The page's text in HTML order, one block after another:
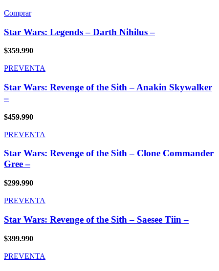
Comprar
Star Wars: Legends – Darth Nihilus –
$359.990
PREVENTA
Star Wars: Revenge of the Sith – Anakin Skywalker
–
$459.990
PREVENTA
Star Wars: Revenge of the Sith – Clone Commander
Gree –
$299.990
PREVENTA
Star Wars: Revenge of the Sith – Saesee Tiin –
$399.990
PREVENTA